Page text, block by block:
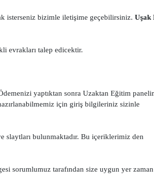
isterseniz bizimle iletişime geçebilirsiniz. Uşak
evrakları talep edicektir.
yaptıktan sonra Uzaktan Eğitim
için giriş bilgileriniz sizinle
slaytları bulunmaktadır. Bu içeriklerimiz den
sorumlumuz tarafından size uygun yer